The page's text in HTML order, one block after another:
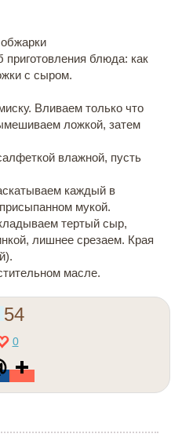
блюда: как
с сыром.
Вливаем только что
ложкой, затем
влажной, пусть
каждый в
мукой.
тертый сыр,
лишнее срезаем. Края
масле.
54
0